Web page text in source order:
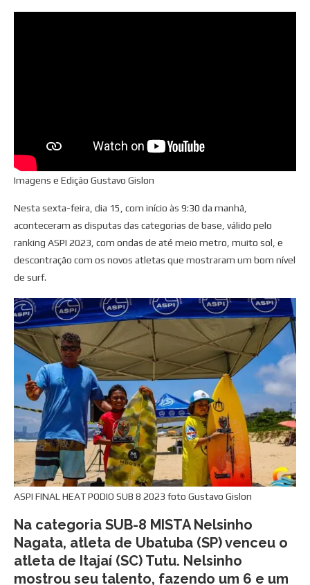
Imagens e Edição Gustavo Gislon
Nesta sexta-feira, dia 15, com início às 9:30 da manhã,
aconteceram as disputas das categorias de base, válido pelo
ranking ASPI 2023, com ondas de até meio metro, muito sol, e
descontração com os novos atletas que mostraram um bom nível
de surf.
ASPI FINAL HEAT PODIO SUB 8 2023 foto Gustavo Gislon
Na categoria SUB-8 MISTA Nelsinho
Nagata, atleta de Ubatuba (SP) venceu o
atleta de Itajaí (SC) Tutu. Nelsinho
mostrou seu talento, fazendo um 6 e um